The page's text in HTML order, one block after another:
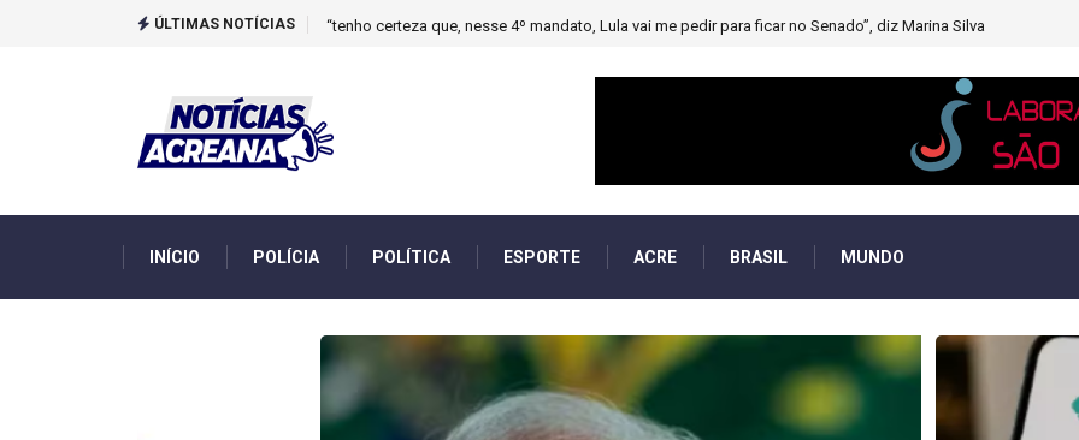
ÚLTIMAS NOTÍCIAS Novo boletim indica El Niño ‘muito forte’ diminuindo chuvas e provocando secas de rios
INÍCIO POLÍCIA POLÍTICA ESPORTE ACRE BRASIL MUNDO